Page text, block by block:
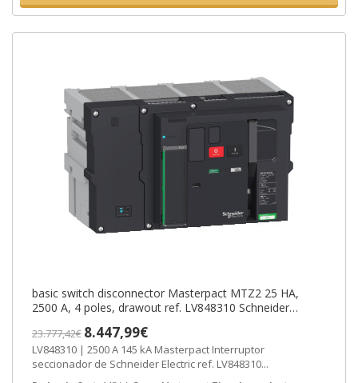
basic switch disconnector Masterpact MTZ2 25 HA,
2500 A, 4 poles, drawout ref. LV848310 Schneider
23.777,42€ 8.447,99€
LV848310 | 2500 A 145 kA Masterpact Interruptor
seccionador de Schneider Electric ref. LV848310...